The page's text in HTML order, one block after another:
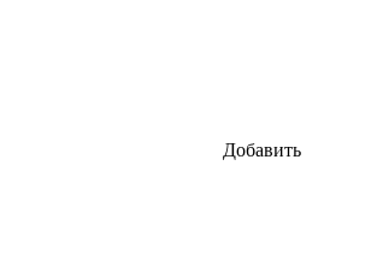
Добавить